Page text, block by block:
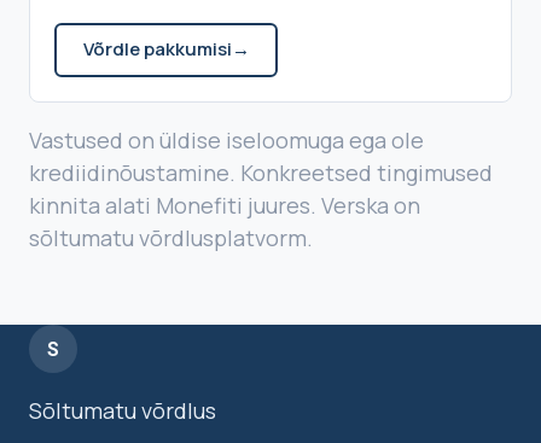
Võrdle pakkumisi→
Vastused on üldise iseloomuga ega ole
krediidinõustamine. Konkreetsed tingimused
kinnita alati Monefiti juures. Verska on
sõltumatu võrdlusplatvorm.
S
Sõltumatu võrdlus